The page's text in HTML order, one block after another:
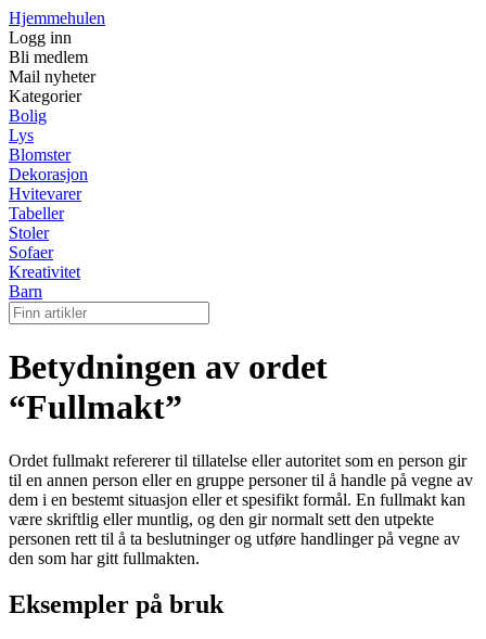
Hjemmehulen
Logg inn
Bli medlem
Mail nyheter
Kategorier
Bolig
Lys
Blomster
Dekorasjon
Hvitevarer
Tabeller
Stoler
Sofaer
Kreativitet
Barn
Betydningen av ordet
“Fullmakt”
Ordet fullmakt refererer til tillatelse eller autoritet som en person gir
til en annen person eller en gruppe personer til å handle på vegne av
dem i en bestemt situasjon eller et spesifikt formål. En fullmakt kan
være skriftlig eller muntlig, og den gir normalt sett den utpekte
personen rett til å ta beslutninger og utføre handlinger på vegne av
den som har gitt fullmakten.
Eksempler på bruk